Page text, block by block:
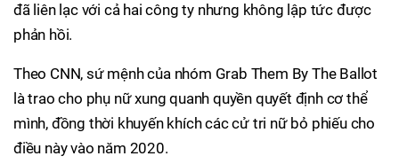
đã liên lạc với cả hai công ty nhưng không lập tức được
phản hồi.
Theo CNN, sứ mệnh của nhóm Grab Them By The Ballot
là trao cho phụ nữ xung quanh quyền quyết định cơ thể
mình, đồng thời khuyến khích các cử tri nữ bỏ phiếu cho
điều này vào năm 2020.